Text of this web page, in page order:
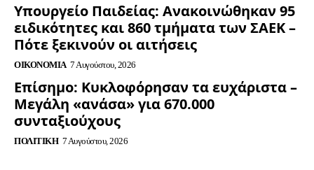
Υπουργείο Παιδείας: Ανακοινώθηκαν 95
ειδικότητες και 860 τμήματα των ΣΑΕΚ –
Πότε ξεκινούν οι αιτήσεις
ΟΙΚΟΝΟΜΊΑ 7 Αυγούστου, 2026
Επίσημο: Κυκλοφόρησαν τα ευχάριστα –
Μεγάλη «ανάσα» για 670.000
συνταξιούχους
ΠΟΛΙΤΙΚΉ 7 Αυγούστου, 2026